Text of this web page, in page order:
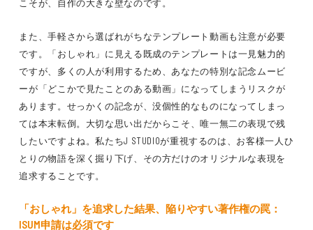
こそが、自作の大きな壁なのです。
また、手軽さから選ばれがちなテンプレート動画も注意が必要
です。「おしゃれ」に見える既成のテンプレートは一見魅力的
ですが、多くの人が利用するため、あなたの特別な記念ムービ
ーが「どこかで見たことのある動画」になってしまうリスクが
あります。せっかくの記念が、没個性的なものになってしまっ
ては本末転倒。大切な思い出だからこそ、唯一無二の表現で残
したいですよね。私たちJ STUDIOが重視するのは、お客様一人ひ
とりの物語を深く掘り下げ、その方だけのオリジナルな表現を
追求することです。
「おしゃれ」を追求した結果、陥りやすい著作権の罠：
ISUM申請は必須です